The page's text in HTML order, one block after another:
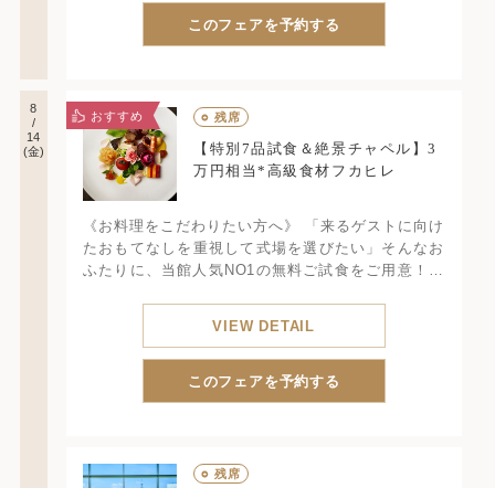
このフェアを予約する
8
/
14
(金)
おすすめ ○ 残席
【特別7品試食＆絶景チャペル】3
万円相当*高級食材フカヒレ
《お料理をこだわりたい方へ》 「来るゲストに向け
たおもてなしを重視して式場を選びたい」そんなお
ふたりに、当館人気NO1の無料ご試食をご用意！披
VIEW DETAIL
このフェアを予約する
○ 残席